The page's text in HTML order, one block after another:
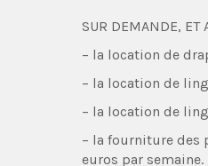
SUR DEMANDE, ET
– la location de
– la location de
– la location de
– la fourniture des
euros par semaine.